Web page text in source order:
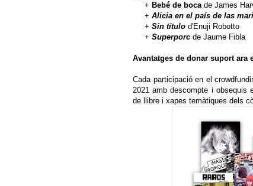
+ Bebé de bocade James
+ Alicia en el país de las
+ Sin título d'Enuji Robotto
+ Superporc de Jaume Fibla
Avantatges de donar suport
Cada participació en el
2021 amb descompte i obsequis
de llibre i xapes temàtiques dels